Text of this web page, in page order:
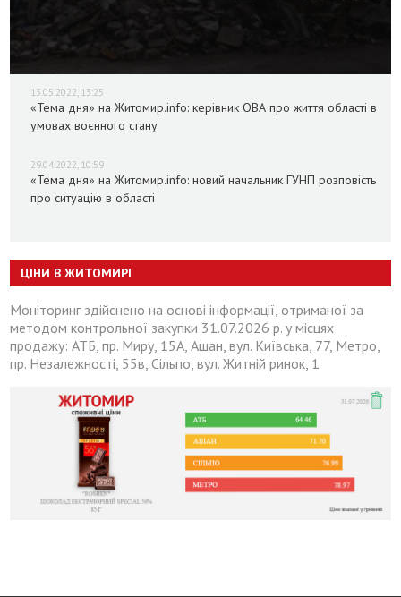
13.05.2022, 13:25
«Тема дня» на Житомир.info: керівник ОВА про життя області в
умовах воєнного стану
29.04.2022, 10:59
«Тема дня» на Житомир.info: новий начальник ГУНП розповість
про ситуацію в області
ЦІНИ В ЖИТОМИРІ
Моніторинг здійснено на основі інформації, отриманої за
методом контрольної закупки 31.07.2026 р. у місцях
продажу: АТБ, пр. Миру, 15А, Ашан, вул. Київська, 77, Метро,
пр. Незалежності, 55в, Сільпо, вул. Житній ринок, 1